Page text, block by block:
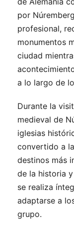
por
profesional,
monumentos
ciudad
a lo largo de
Durante la
medieval de
iglesias
convertido a
destinos más
de la historia
se realiza
adaptarse a
grupo.